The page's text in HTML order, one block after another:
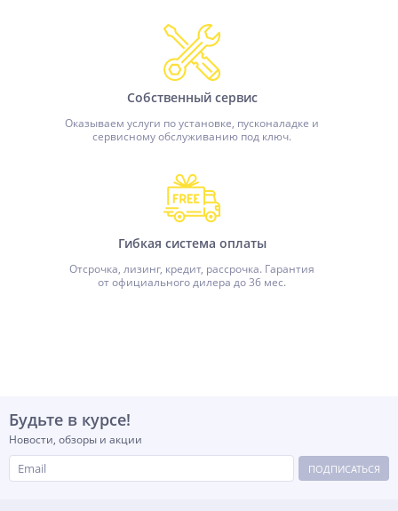
Собственный сервис
Оказываем услуги по установке, пусконаладке и
сервисному обслуживанию под ключ.
Гибкая система оплаты
Отсрочка, лизинг, кредит, рассрочка. Гарантия
от официального дилера до 36 мес.
Будьте в курсе!
Новости, обзоры и акции
ПОДПИСАТЬСЯ